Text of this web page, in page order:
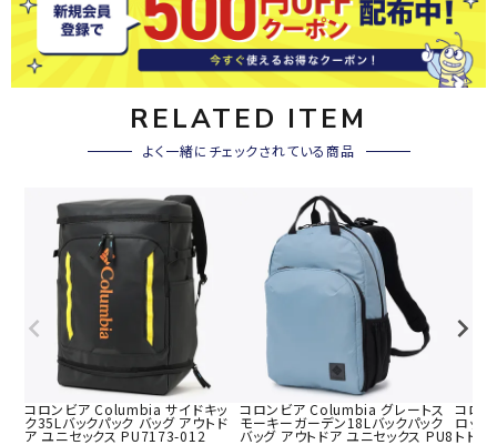
RELATED ITEM
よく一緒にチェックされている商品
コロンビア Columbia サイドキッ
ク35Lバックパック バッグ アウトド
ア ユニセックス PU7173-012
コロンビア Columbia グレートス
モーキーガーデン18Lバックパック
バッグ アウトドア ユニセックス PU8
コロ
ロッ
トド